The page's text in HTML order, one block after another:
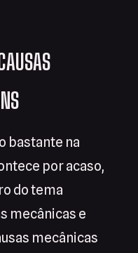
bastante na
por acaso,
do tema
mecânicas e
mecânicas